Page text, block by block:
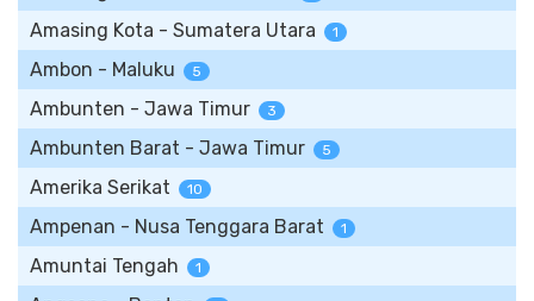
Amasing Kota - Sumatera Utara 1
Ambon - Maluku 5
Ambunten - Jawa Timur 3
Ambunten Barat - Jawa Timur 5
Amerika Serikat 10
Ampenan - Nusa Tenggara Barat 1
Amuntai Tengah 1